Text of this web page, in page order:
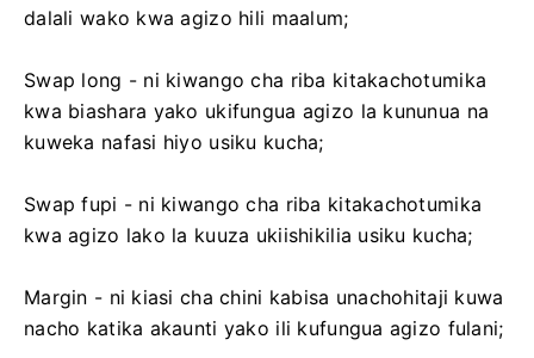
dalali wako kwa agizo hili maalum;
Swap long - ni kiwango cha riba kitakachotumika
kwa biashara yako ukifungua agizo la kununua na
kuweka nafasi hiyo usiku kucha;
Swap fupi - ni kiwango cha riba kitakachotumika
kwa agizo lako la kuuza ukiishikilia usiku kucha;
Margin - ni kiasi cha chini kabisa unachohitaji kuwa
nacho katika akaunti yako ili kufungua agizo fulani;